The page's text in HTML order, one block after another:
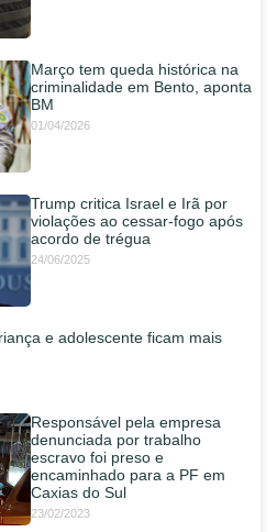
Março tem queda histórica na
criminalidade em Bento, aponta
BM
01/04/2026
Trump critica Israel e Irã por
violações ao cessar-fogo após
acordo de trégua
24/06/2025
e adolescente ficam mais
Responsável pela empresa
denunciada por trabalho
escravo foi preso e
encaminhado para a PF em
Caxias do Sul
23/02/2023